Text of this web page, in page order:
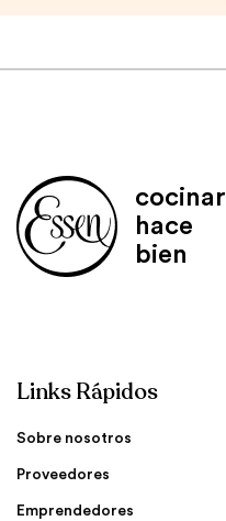
cocinar
hace
bien
Links Rápidos
Sobre nosotros
Proveedores
Emprendedores